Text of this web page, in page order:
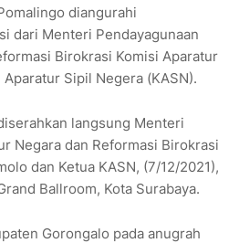
diangurahi
dari Menteri Pendayagunaan
Birokrasi Komisi Aparatur
Sipil Negera (KASN).
langsung Menteri
Negara dan Reformasi Birokrasi
dan Ketua KASN, (7/12/2021),
Ballroom, Kota Surabaya.
Gorongalo pada anugrah